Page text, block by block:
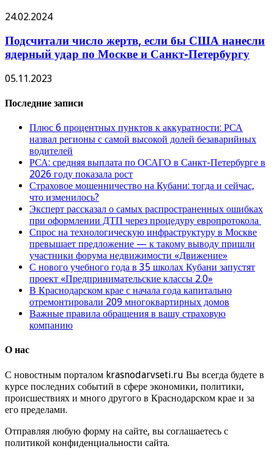
24.02.2024
Подсчитали число жертв, если бы США нанесли
ядерный удар по Москве и Санкт-Петербургу
05.11.2023
Последние записи
Плюс 6 процентных пунктов к аккуратности: РСА
назвал регионы с самой высокой долей безаварийных
водителей
РСА: средняя выплата по ОСАГО в Санкт-Петербурге в
2026 году показала рост
Страховое мошенничество на Кубани: тогда и сейчас,
что изменилось?
Эксперт рассказал о самых распространенных ошибках
при оформлении ДТП через процедуру европротокола
Спрос на технологическую инфраструктуру в Москве
превышает предложение — к такому выводу пришли
участники форума недвижимости «Движение»
С нового учебного года в 35 школах Кубани запустят
проект «Предпринимательские классы 2.0»
В Краснодарском крае с начала года капитально
отремонтировали 209 многоквартирных домов
Важные правила обращения в вашу страховую
компанию
О нас
С новостным порталом krasnodarvseti.ru Вы всегда будете в
курсе последних событий в сфере экономики, политики,
происшествиях и много другого в Краснодарском крае и за
его пределами.
Отправляя любую форму на сайте, вы соглашаетесь с
политикой конфиденциальности сайта.